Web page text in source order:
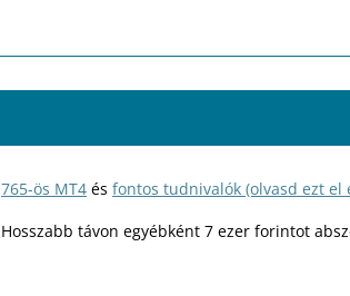
765-ös MT4 és fontos tudnivalók (olvasd ezt el
Hosszabb távon egyébként 7 ezer forintot